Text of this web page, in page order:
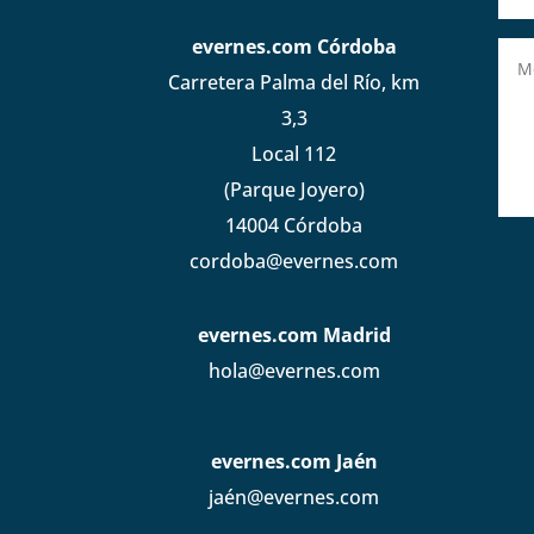
evernes.com Córdoba
Carretera Palma del Río, km
3,3
Local 112
(Parque Joyero)
14004 Córdoba
cordoba@evernes.com
evernes.com Madrid
hola@evernes.com
evernes.com Jaén
jaén@evernes.com